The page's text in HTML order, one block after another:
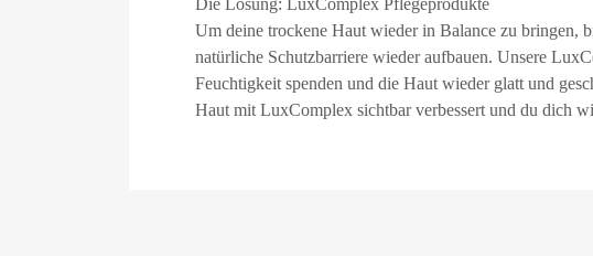
Die Lösung: LuxComplex Pflegeprodukte
Um deine trockene Haut wieder in Balance zu bringen,
natürliche Schutzbarriere wieder aufbauen. Unsere
Feuchtigkeit spenden und die Haut wieder glatt und
Haut mit LuxComplex sichtbar verbessert und du dich